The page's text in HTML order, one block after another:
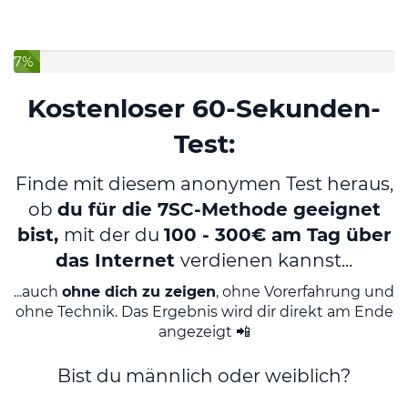
7%
Kostenloser 60-Sekunden-
Test:
Finde mit diesem anonymen Test heraus,
ob du für die 7SC-Methode geeignet
bist, mit der du 100 - 300€ am Tag über
das Internet verdienen kannst...
...auch ohne dich zu zeigen, ohne Vorerfahrung und
ohne Technik. Das Ergebnis wird dir direkt am Ende
angezeigt 📲
Bist du männlich oder weiblich?